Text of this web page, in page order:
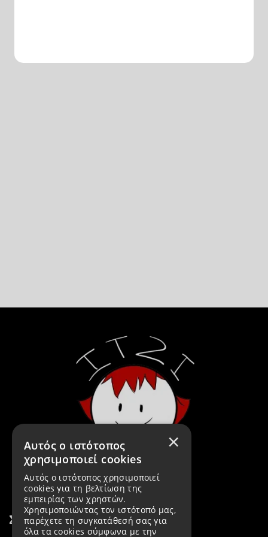
Σύνδεσμοι
×
Αυτός ο ιστότοπος
χρησιμοποιεί cookies
Αυτός ο ιστότοπος χρησιμοποιεί
cookies για τη βελτίωση της
εμπειρίας των χρηστών.
Χρησιμοποιώντας τον ιστότοπό μας,
παρέχετε τη συγκατάθεσή σας για
όλα τα cookies σύμφωνα με την